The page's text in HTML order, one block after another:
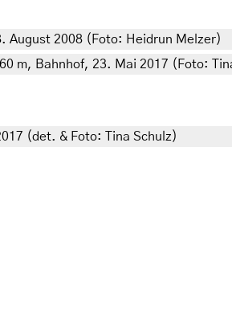
August 2008 (Foto: Heidrun Melzer)
m, Bahnhof, 23. Mai 2017 (Foto:
(det. & Foto: Tina Schulz)